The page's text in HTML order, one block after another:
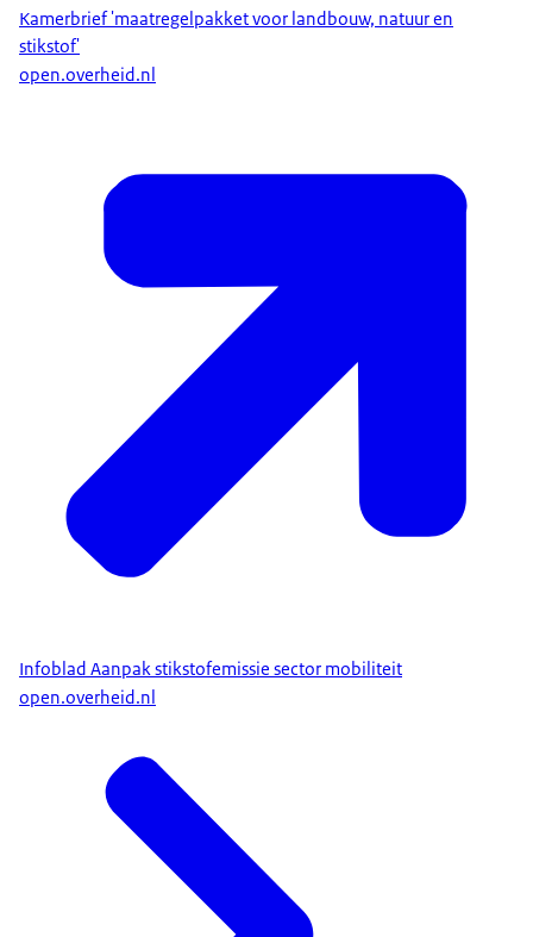
Kamerbrief 'maatregelpakket voor landbouw, natuur en
stikstof'
open.overheid.nl
Infoblad Aanpak stikstofemissie sector mobiliteit
open.overheid.nl